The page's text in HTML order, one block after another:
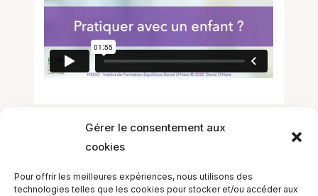
Gérer le consentement aux
cookies
Pour offrir les meilleures expériences, nous utilisons des
technologies telles que les cookies pour stocker et/ou accéder aux
Laisser un commentaire
un commentaire.